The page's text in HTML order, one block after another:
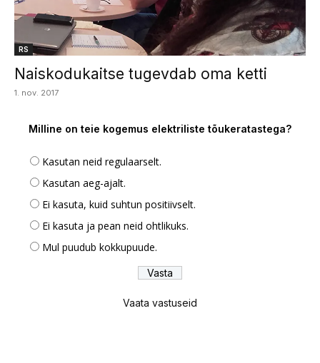
RS
Naiskodukaitse tugevdab oma ketti
1. nov. 2017
Milline on teie kogemus elektriliste tõukeratastega?
Kasutan neid regulaarselt.
Kasutan aeg-ajalt.
Ei kasuta, kuid suhtun positiivselt.
Ei kasuta ja pean neid ohtlikuks.
Mul puudub kokkupuude.
Vaata vastuseid